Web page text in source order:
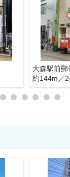
大森駅前郵
約144m／